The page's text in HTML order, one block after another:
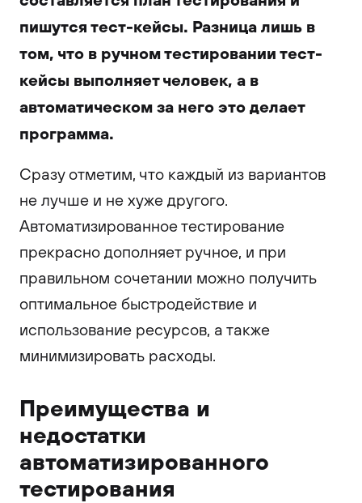
пишутся тест-кейсы. Разница лишь в
том, что в ручном тестировании тест-
кейсы выполняет человек, а в
автоматическом за него это делает
программа.
Сразу отметим, что каждый из вариантов
не лучше и не хуже другого.
Автоматизированное тестирование
прекрасно дополняет ручное, и при
правильном сочетании можно получить
оптимальное быстродействие и
использование ресурсов, а также
минимизировать расходы.
Преимущества и
недостатки
автоматизированного
тестирования